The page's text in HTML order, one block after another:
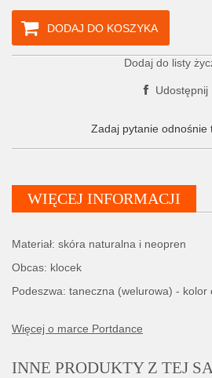
DODAJ DO KOSZYKA
Dodaj do listy
Udostępnij
Zadaj pytanie odnośnie
WIĘCEJ INFORMACJI
Materiał: skóra naturalna i neopren
Obcas: klocek
Podeszwa: taneczna (welurowa) - kolor
Więcej o marce Portdance
INNE PRODUKTY Z TEJ